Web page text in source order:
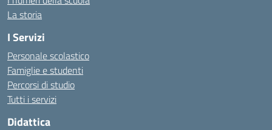
La storia
I Servizi
Personale scolastico
Famiglie e studenti
Percorsi di studio
Tutti i servizi
Didattica